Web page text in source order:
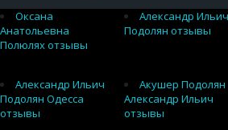
Оксана
Анатольевна
Полюлях отзывы
Александр Ильич
Подолян отзывы
Александр Ильич
Подолян Одесса
отзывы
Акушер Подолян
Александр Ильич
отзывы